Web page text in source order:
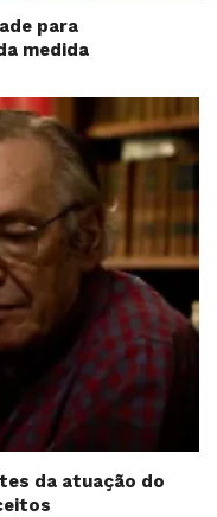
para
medida
da atuação do